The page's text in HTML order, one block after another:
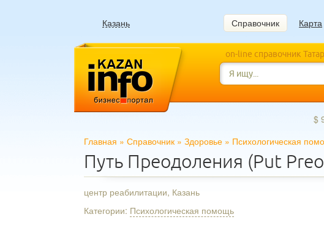
Казань Справочник Карта
on-line справочник
$
Главная » Справочник » Здоровье » Психологическая
Путь Преодоления (Put
центр реабилитации, Казань
Категории: Психологическая помощь